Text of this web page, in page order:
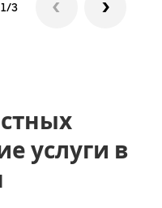
1/3
услуги в